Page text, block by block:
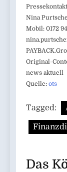
Nina
Mobil: 0172
Original-
news aktuell
Quelle: ots
Tagged:
Das